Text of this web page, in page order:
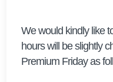
We would kindly like
hours will be slightly
Premium Friday as